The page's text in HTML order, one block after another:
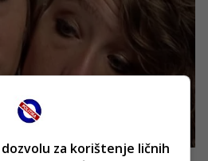
dozvolu za korištenje ličnih